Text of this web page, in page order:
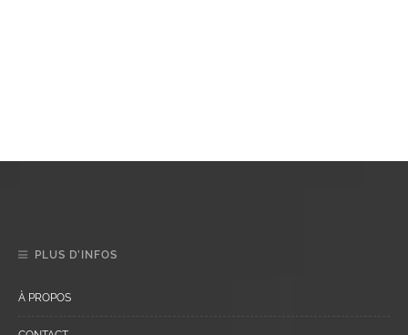
PLUS D’INFOS
À PROPOS